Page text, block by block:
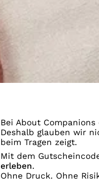
Bei About
Deshalb glauben wir
beim Tragen zeigt.
Mit dem
erleben.
Ohne Druck. Ohne